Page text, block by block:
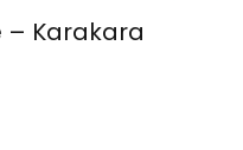
– Karakara